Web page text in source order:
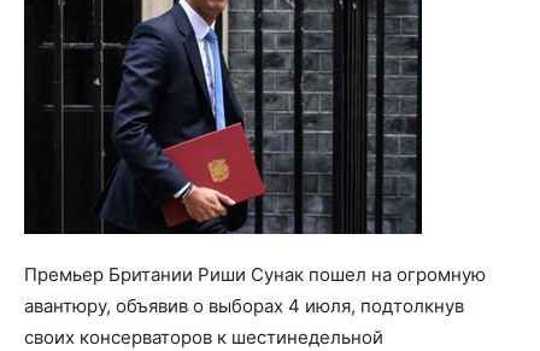
Премьер Британии Риши Сунак пошел на огромную
авантюру, объявив о выборах 4 июля, подтолкнув
своих консерваторов к шестинедельной